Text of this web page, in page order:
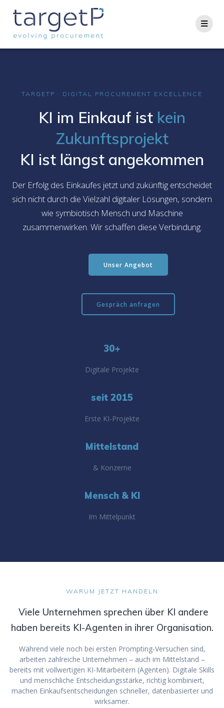
TARGETP · DIGITAL PROCUREMENT EXCELLENCE
KI im Einkauf ist kein
Zukunftsprojekt
KI ist längst angekommen
Der Erfolg des Einkaufes jetzt und zukünftig entscheidet
sich nicht durch die Vielzahl digitaler Lösungen, sondern
wie symbiotisch Mensch und Maschine
zusammenwirken. Wir schaffen diese Verbindung.
Unser Angebot
Gespräch anfragen
30+
Digitale Projekte
seit 2015
Erste KI-Projekte
Mittelstand
& Konzerne
Mensch & KI
Im Mittelpunkt
WARUM JETZT HANDELN
Viele Unternehmen sprechen über KI andere
haben bereits KI-Agenten in ihrer Organisation.
Während viele noch bei ersten Prompting-Versuchen sind,
arbeiten zahlreiche Unternehmen – auch im Mittelstand –
bereits mit vollwertigen KI-Mitarbeitern (Agenten). Digitale Skills
und menschliche Entscheidungsstärke, richtig kombiniert,
machen Einkaufsentscheidungen schneller, datenbasierter und
wirksamer.